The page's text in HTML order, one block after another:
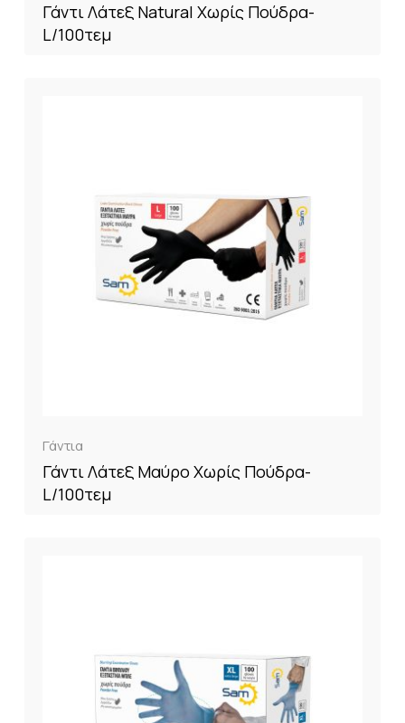
Γάντι Λάτεξ Natural Χωρίς Πούδρα-
L/100τεμ
Γάντια
Γάντι Λάτεξ Μαύρο Χωρίς Πούδρα-
L/100τεμ